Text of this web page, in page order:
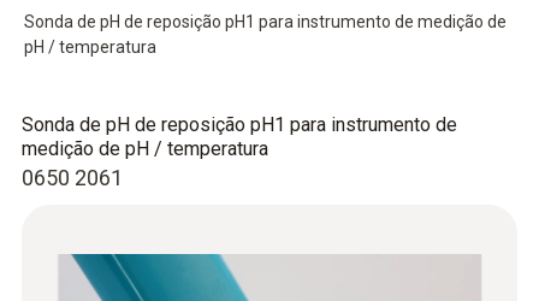
Sonda de pH de reposição pH1 para instrumento de medição de
pH / temperatura
0650 2061
Sonda de pH de reposição pH1 para instrumento de
medição de pH / temperatura